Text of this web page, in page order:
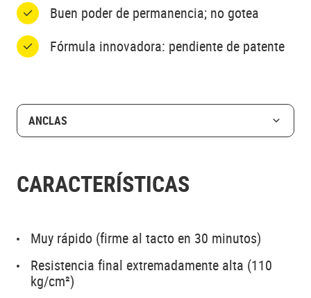
Buen poder de permanencia; no gotea
Fórmula innovadora: pendiente de patente
ANCLAS
CARACTERÍSTICAS
Muy rápido (firme al tacto en 30 minutos)
Resistencia final extremadamente alta (110
kg/cm²)